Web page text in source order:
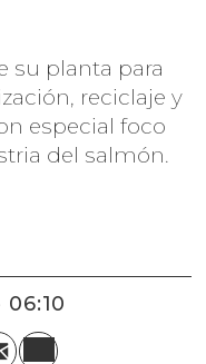
su planta para
reciclaje y
especial foco
del salmón.
06:10